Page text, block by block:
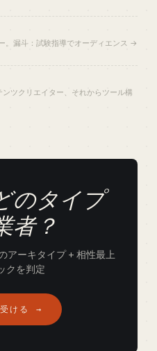
。漏斗：試験指導でオーディエンス →
ツクリエイター、それからツール構
のタイプ
者？
アーキタイプ + 相性最上
クを判定
ける →